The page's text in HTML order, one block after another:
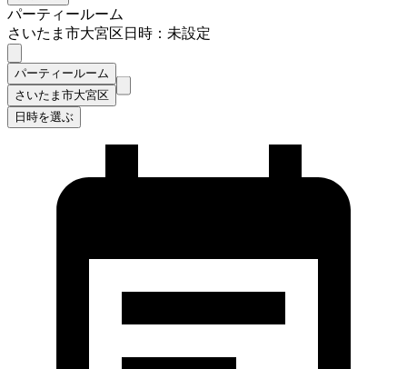
パーティールーム
さいたま市大宮区日時：未設定
パーティールーム
さいたま市大宮区
日時を選ぶ